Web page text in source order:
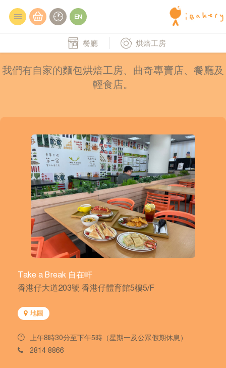
餐廳 烘焙工房
我們有自家的麵包烘焙工房、曲奇專賣店、餐廳及
輕食店。
Take a Break 自在軒
香港仔大道203號 香港仔體育館5樓5/F
地圖
上午8時30分至下午5時（星期一及公眾假期休息）
2814 8866